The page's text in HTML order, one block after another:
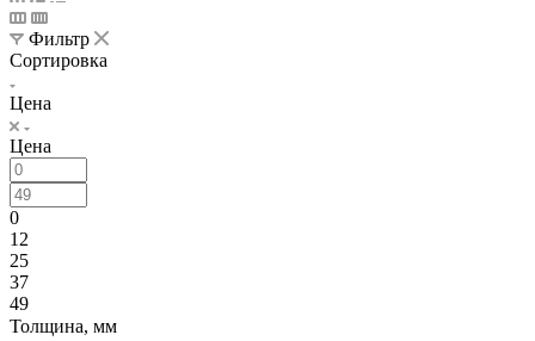
Фильтр
Сортировка
Цена
Цена
0
12
25
37
49
Толщина, мм